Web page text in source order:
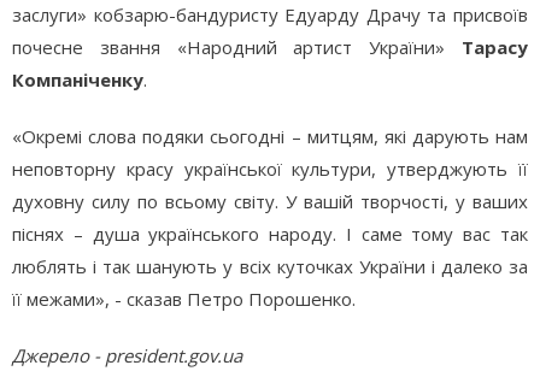
заслуги» кобзарю-бандуристу Едуарду Драчу та присвоїв
почесне звання «Народний артист України» Тарасу
Компаніченку.
«Окремі слова подяки сьогодні – митцям, які дарують нам
неповторну красу української культури, утверджують її
духовну силу по всьому світу. У вашій творчості, у ваших
піснях – душа українського народу. І саме тому вас так
люблять і так шанують у всіх куточках України і далеко за
її межами», - сказав Петро Порошенко.
Джерело - president.gov.ua